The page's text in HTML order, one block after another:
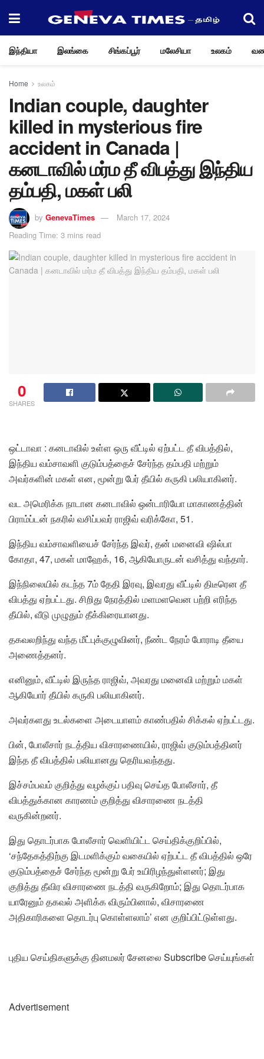
இந்தியா இலங்கை சிங்கப்பூர் மலேசியா உலகம்
Home உலகம்
Indian couple, daughter
killed in mysterious fire
accident in Canada |
கனடாவில் மர்ம தீ விபத்து இந்திய
தம்பதி, மகள் பலி
by GenevaTimes
March 17, 2024
Reading Time: 3 mins read
0
SHARES
ஒட்டாவா : கனடாவில் உள்ள ஒரு வீட்டில் ஏற்பட்ட தீ விபத்தில்,
இந்திய வம்சாவளி குடும்பத்தைச் சேர்ந்த தம்பதி மற்றும்
அவர்களின் மகள் என, மூன்று பேர் தீயில் கருகி பலியாகினர்.
வட அமெரிக்க நாடான கனடாவில் ஒன்டாரியோ மாகாணத்தின்
பிராம்ப்டன் நகரில் வசிப்பவர் ராஜிவ் வரிக்கோ, 51.
இந்திய வம்சாவளியைச் சேர்ந்த இவர், தன் மனைவி ஷில்பா
கோதா, 47, மகள் மாஹேக், 16, ஆகியோருடன் வசித்து வந்தார்.
இந்நிலையில் கடந்த 7ம் தேதி இரவு, இவரது வீட்டில் திடீரென தீ
விபத்து ஏற்பட்டது. சிறிது நேரத்தில் மளமளவென பற்றி எரிந்த
தீயில், வீடு முழுதும் தீக்கிரையானது.
தகவலறிந்து வந்த மீட்புக்குழுவினர், நீண்ட நேரம் போராடி தீயை
அணைத்தனர்.
எனினும், வீட்டில் இருந்த ராஜிவ், அவரது மனைவி மற்றும் மகள்
ஆகியோர் தீயில் கருகி பலியாகினர்.
அவர்களது உடல்களை அடையாளம் காண்பதில் சிக்கல் ஏற்பட்டது.
பின், போலீசார் நடத்திய விசாரணையில், ராஜிவ் குடும்பத்தினர்
இந்த தீ விபத்தில் பலியானது தெரியவந்தது.
இச்சம்பவம் குறித்து வழக்குப் பதிவு செய்த போலீசார், தீ
விபத்துக்கான காரணம் குறித்து விசாரணை நடத்தி
வருகின்றனர்.
இது தொடர்பாக போலீசார் வெளியிட்ட செய்திக்குறிப்பில்,
‘சந்தேகத்திற்கு இடமளிக்கும் வகையில் ஏற்பட்ட தீ விபத்தில் ஒரே
குடும்பத்தைச் சேர்ந்த மூன்று பேர் உயிரிழந்துள்ளனர்; இது
குறித்து தீவிர விசாரணை நடத்தி வருகிறோம்; இது தொடர்பாக
யாரேனும் தகவல் அளிக்க விரும்பினால், விசாரணை
அதிகாரிகளை தொடர்பு கொள்ளலாம்’ என குறிப்பிட்டுள்ளது.
புதிய செய்திகளுக்கு தினமலர் சேனலை Subscribe செய்யுங்கள்
Advertisement